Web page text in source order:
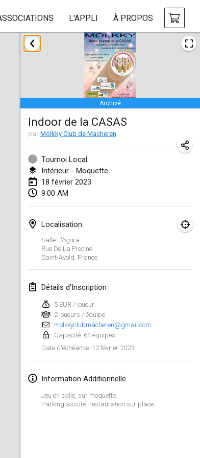
L'APPLI À PROPOS
Archivé
Indoor de la CASAS
par Mölkky Club de Macheren
Tournoi Local
Intérieur - Moquette
18 février 2023
9:00 AM
Localisation
Salle L'Agora
Rue De La Piscine
Saint-Avold France
Détails d'Inscription
5 EUR / joueur
2 joueurs / équipe
molkkyclubmacheren@gmail.com
Capacité: 64 équipes
Date d'échéance: 12 février 2023
Information Additionnelle
Jeu en salle, sur moquette.
Parking assuré, restauration sur place.
janvier 2023
LE Tournoi de Noël
14 janv. 2023|France
Indoor Polish Championship - Halowe Mistrzostwa Polski w Mölkky
14 janv. 2023| Pologne
Tournoi Mixte ASPTTOM
21 janv. 2023
28 janv. 2023
29 janv. 2023
février 2023
4 févr. 2023| France
SingeliDuppeli
4 févr. 2023|Finlande
Indoor de la CASAS
18 févr. 2023|France